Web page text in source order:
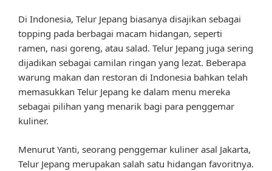
Di Indonesia, Telur Jepang biasanya disajikan sebagai
topping pada berbagai macam hidangan, seperti
ramen, nasi goreng, atau salad. Telur Jepang juga sering
dijadikan sebagai camilan ringan yang lezat. Beberapa
warung makan dan restoran di Indonesia bahkan telah
memasukkan Telur Jepang ke dalam menu mereka
sebagai pilihan yang menarik bagi para penggemar
kuliner.
Menurut Yanti, seorang penggemar kuliner asal Jakarta,
Telur Jepang merupakan salah satu hidangan favoritnya.